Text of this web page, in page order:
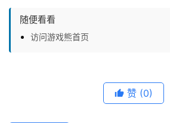
随便看看
访问游戏熊首页
赞 (0)